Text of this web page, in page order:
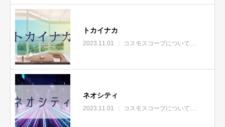
トカイナカ
2023.11.01 コスモスコープについて エリア
ネオシティ
2023.11.01 コスモスコープについて エリア